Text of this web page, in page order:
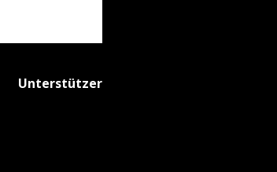
Unterstützer